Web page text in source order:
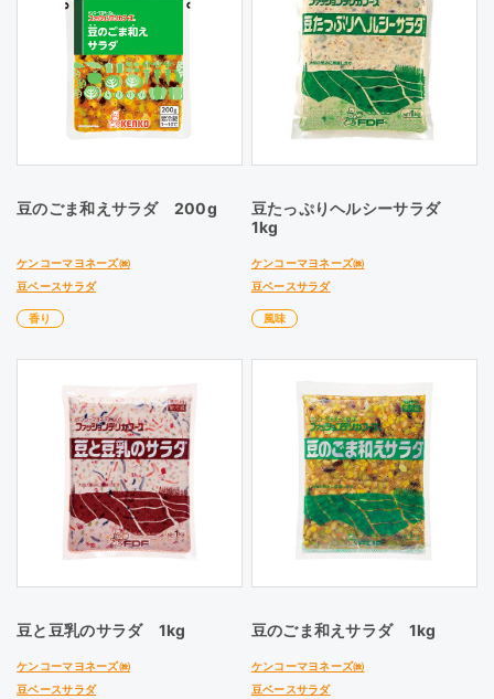
豆のごま和えサラダ 200g
ケンコーマヨネーズ㈱
豆ベースサラダ
香り
豆たっぷりヘルシーサラダ
1kg
ケンコーマヨネーズ㈱
豆ベースサラダ
風味
豆と豆乳のサラダ 1kg
ケンコーマヨネーズ㈱
豆ベースサラダ
豆のごま和えサラダ 1kg
ケンコーマヨネーズ㈱
豆ベースサラダ